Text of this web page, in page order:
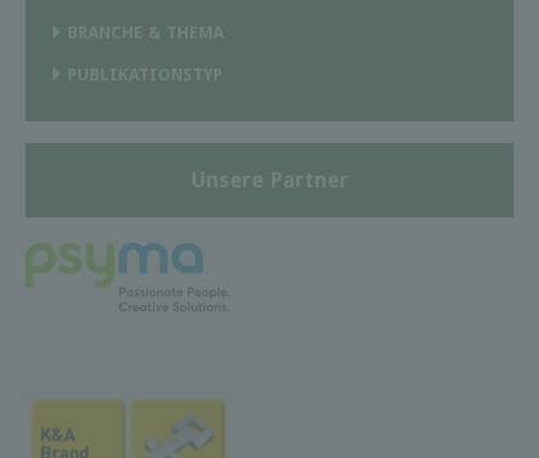
BRANCHE & THEMA
PUBLIKATIONSTYP
Unsere Partner